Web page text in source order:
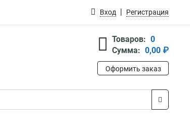
Вход Регистрация
Товаров: 0
Сумма: 0,00 ₽
Оформить заказ